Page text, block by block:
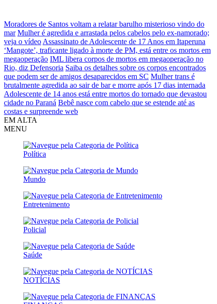
Moradores de Santos voltam a relatar barulho misterioso vindo do
mar Mulher é agredida e arrastada pelos cabelos pelo ex-namorado;
veja o vídeo Assassinato de Adolescente de 17 Anos em Itaperuna
‘Mangote’, traficante ligado à morte de PM, está entre os mortos em
megaoperação IML libera corpos de mortos em megaoperação no
Rio, diz Defensoria Saiba os detalhes sobre os corpos encontrados
que podem ser de amigos desaparecidos em SC Mulher trans é
brutalmente agredida ao sair de bar e morre após 17 dias internada
Adolescente de 14 anos está entre mortos do tornado que devastou
cidade no Paraná Bebê nasce com cabelo que se estende até as
costas e surpreende web
EM ALTA
MENU
Política
Mundo
Entretenimento
Policial
Saúde
NOTÍCIAS